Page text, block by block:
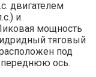
двигателем
и
мощность
тяговый
под
переднюю ось.